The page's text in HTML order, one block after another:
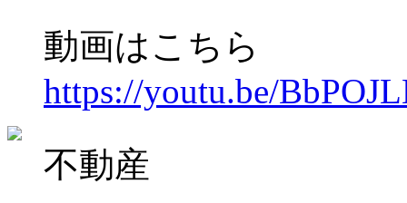
動画はこちら
https://youtu.be/
不動産